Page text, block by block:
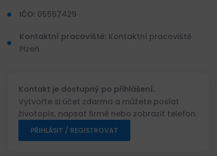
IČO: 05557429
Kontaktní pracoviště: Kontaktní pracoviště
Plzeň
Kontakt je dostupný po přihlášení.
Vytvořte si účet zdarma a můžete poslat
životopis, napsat firmě nebo zobrazit telefon.
PŘIHLÁSIT / REGISTROVAT